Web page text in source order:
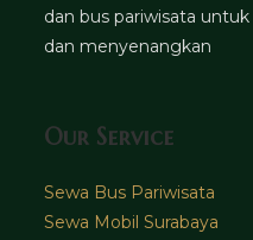
dan bus pariwisata
dan menyenangkan
Our Service
Sewa Bus Pariwisata
Sewa Mobil Surabaya